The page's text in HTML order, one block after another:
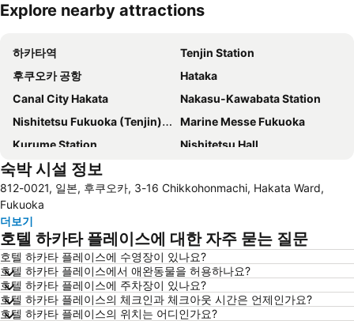
Explore nearby attractions
하카타역
Tenjin Station
후쿠오카 공항
Hataka
Canal City Hakata
Nakasu-Kawabata Station
Nishitetsu Fukuoka (Tenjin) Station
Marine Messe Fukuoka
Kurume Station
Nishitetsu Hall
Tojinmachi Station
Minami Fukuoka Station
Kurosaki Station
Fukuoka Kokusai Center
Kyushu National Museum
Nishitetsu Kurume Station
Nishitetsu Hirao Station
Fukuoka Yafuoku! Dome
Marine World Uminonakamichi
숙박 시설 정보
812-0021, 일본, 후쿠오카, 3-16 Chikkohonmachi, Hakata Ward,
Fukuoka
더보기
호텔 하카타 플레이스에 대한 자주 묻는 질문
호텔 하카타 플레이스에 수영장이 있나요?
호텔 하카타 플레이스에서 애완동물을 허용하나요?
호텔 하카타 플레이스에 주차장이 있나요?
호텔 하카타 플레이스의 체크인과 체크아웃 시간은 언제인가요?
호텔 하카타 플레이스의 위치는 어디인가요?